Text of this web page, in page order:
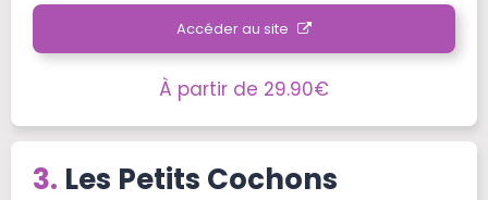
Accéder au site
À partir de 29.90€
Les Petits Cochons